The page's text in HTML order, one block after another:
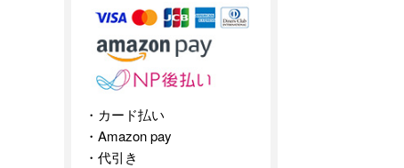
カード払い
Amazon pay
代引き